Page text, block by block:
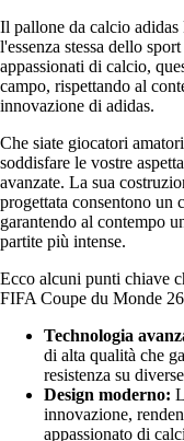
Il pallone da calcio
l'essenza stessa dello
appassionati di calcio,
campo, rispettando al
innovazione di adidas.
Che siate giocatori
soddisfare le vostre
avanzate. La sua
progettata consentono un
garantendo al contempo
partite più intense.
Ecco alcuni punti chiave
FIFA Coupe du Monde
Technologia
di alta qualità che
resistenza su
Design moderno:
innovazione,
appassionato di